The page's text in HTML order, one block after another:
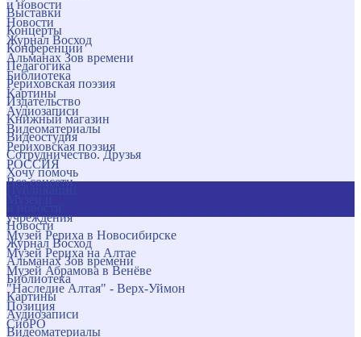
и новости
Новости
Журнал Восход
Альманах Зов времени
Библиотека
Картины
Аудиозаписи
Видеоматериалы
Рериховская поэзия
РОССИЯ
Все соцсети
учреждения
Музей Рериха в Новосибирске
Музей Рериха на Алтае
Музей Абрамова в Венёве
"Наследие Алтая" - Верх-Уймон
Позиция
СибРО
Выставки
Концерты
Конференции
Педагогика
Рериховская поэзия
Издательство
Книжный магазин
Видеостудия
Сотрудничество. Друзья
Хочу помочь
Новости
Журнал Восход
Альманах Зов времени
Библиотека
Картины
Аудиозаписи
Видеоматериалы